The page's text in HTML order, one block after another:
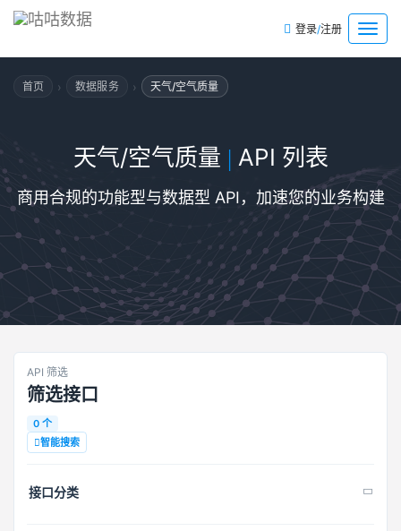
菜
单
登录/注册
首页 › 数据服务 › 天气/空气质量
天气/空气质量 | API 列表
商用合规的功能型与数据型 API，加速您的业务构建
API 筛选
筛选接口
0 个
智能搜索
接口分类